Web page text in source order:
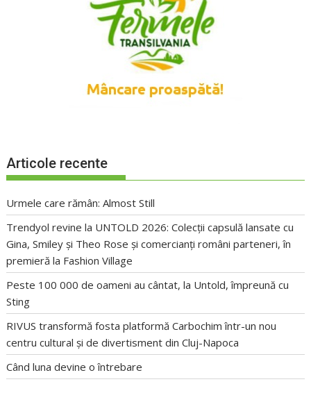
Articole recente
Urmele care rămân: Almost Still
Trendyol revine la UNTOLD 2026: Colecții capsulă lansate cu
Gina, Smiley și Theo Rose și comercianți români parteneri, în
premieră la Fashion Village
Peste 100 000 de oameni au cântat, la Untold, împreună cu
Sting
RIVUS transformă fosta platformă Carbochim într-un nou
centru cultural și de divertisment din Cluj-Napoca
Când luna devine o întrebare